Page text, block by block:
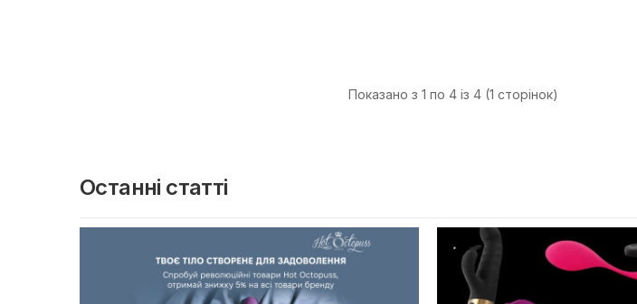
Показано з 1 по 4 із 4 (1 сторінок)
Останні статті